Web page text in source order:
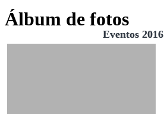
Álbum de fotos
Eventos 2016